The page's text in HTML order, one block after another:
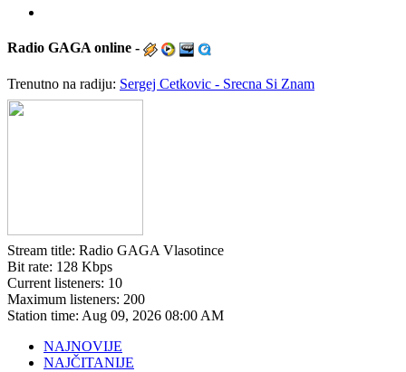
Radio GAGA online -
Trenutno na radiju: Sergej Cetkovic - Srecna Si Znam
Stream title: Radio GAGA Vlasotince
Bit rate: 128 Kbps
Current listeners: 10
Maximum listeners: 200
Station time: Aug 09, 2026 08:00 AM
NAJNOVIJE
NAJČITANIJE